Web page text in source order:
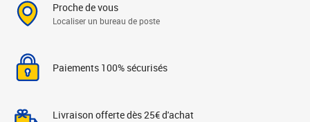
Proche de vous
Localiser un bureau de poste
Paiements 100% sécurisés
Livraison offerte dès 25€ d'achat